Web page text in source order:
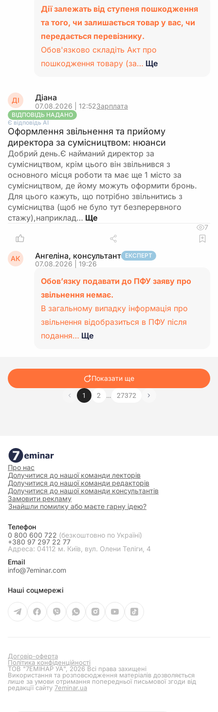
Дії залежать від ступеня пошкодження
та того, чи залишається товар у вас, чи
передається перевізнику.
Обов'язково складіть Акт про
пошкодження товару (за… Ще
ДІ Діана
07.08.2026 | 12:52Зарплата
ВІДПОВІДЬ НАДАНО
Є відповідь АІ
Оформлення звільнення та прийому
директора за сумісництвом: нюанси
Добрий день.Є найманий директор за
сумісництвом, крім цього він звільнився з
основного місця роботи та має ще 1 місто за
сумісництвом, де йому можуть оформити бронь.
Для цього кажуть, що потрібно звільнитись з
сумісництва (щоб не було тут безперервного
стажу),наприклад…
7
АК Ангеліна, консультант ЕКСПЕРТ
07.08.2026 | 19:26
Обов’язку подавати до ПФУ заяву про
звільнення немає.
В загальному випадку інформація про
звільнення відобразиться в ПФУ після
подання… Ще
Показати ще
1 2 … 27372
Про нас
Долучитися до нашої команди лекторів
Долучитися до нашої команди редакторів
Долучитися до нашої команди консультантів
Замовити рекламу
Знайшли помилку або маєте гарну ідею?
Телефон
0 800 600 722 (безкоштовно по Україні)
+380 97 297 22 77
Адреса: 04112 м. Київ, вул. Олени Теліги, 4
Email
info@7eminar.com
Наші соцмережі
Договір-оферта
Політика конфіденційності
ТОВ "7ЕМІНАР УА", 2026 Всі права захищені
Використання та розповсюдження матеріалів дозволяється
лише за умови отримання попередньої письмової згоди від
редакції сайту 7eminar.ua